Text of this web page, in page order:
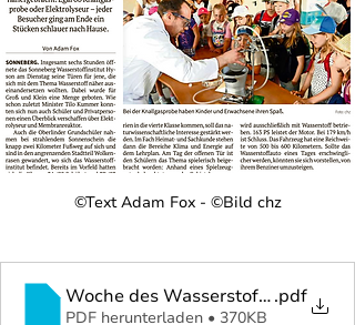
©Text Adam Fox - ©Bild chz
Woche des Wasserstoffs - E-Paper
.pdf
PDF herunterladen • 370KB